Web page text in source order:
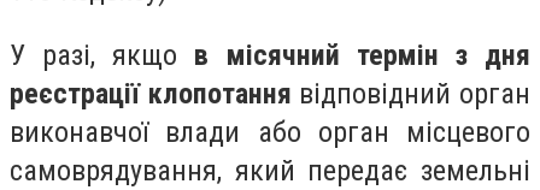
У разі, якщо в місячний термін з дня
реєстрації клопотання відповідний орган
виконавчої влади або орган місцевого
самоврядування, який передає земельні